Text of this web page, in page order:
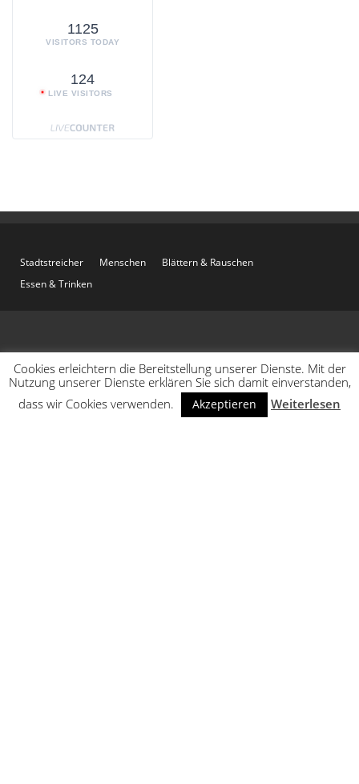
1125
VISITORS TODAY
124
LIVE VISITORS
Stadtstreicher Menschen
Blättern & Rauschen
Essen & Trinken
Cookies erleichtern die Bereitstellung unserer Dienste. Mit der
Nutzung unserer Dienste erklären Sie sich damit einverstanden,
dass wir Cookies verwenden.
Akzeptieren Weiterlesen